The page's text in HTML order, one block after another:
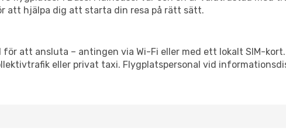
att hjälpa dig att starta din resa på rätt sätt.
för att ansluta – antingen via Wi-Fi eller med ett lokalt SIM-
eller privat taxi. Flygplatspersonal vid